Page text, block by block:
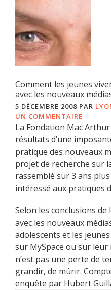
Comment les jeunes
avec les nouveaux
5 DÉCEMBRE 2008 PAR
UN COMMENTAIRE
La Fondation Mac
résultats d’une
pratique des nouveaux
projet de recherche sur
rassemblé sur 3 ans
intéressé aux pratiques
Selon les conclusions de
avec les nouveaux
adolescents et les
sur MySpace ou sur
n’est pas une perte de
grandir, de mûrir.
enquête par Hubert